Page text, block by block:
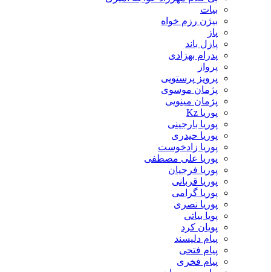
بیات
بیژن رزم خواه
پاز
پازل باند
پدرام بهزادی
پرواز
پرویز پرستویی
پژمان موسوی
پژمان مینویی
پوریا Kz
پوریا بارجینی
پوریا حیدری
پوریا زادخوست
پوریا علی مصطفی
پوریا فرجیان
پوریا قربانی
پوریا گرامی
پوریا نصری
پویا بیاتی
پویان کرد
پیام دلپسند
پیام فتحی
پیام فخری